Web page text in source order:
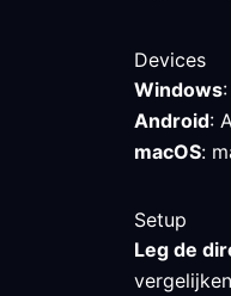
Devices
Windows
Android:
macOS:
Setup
Leg de